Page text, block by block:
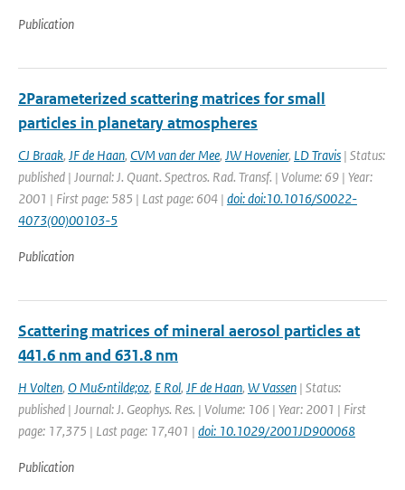
Publication
2Parameterized scattering matrices for small
particles in planetary atmospheres
CJ Braak, JF de Haan, CVM van der Mee, JW Hovenier, LD Travis | Status:
published | Journal: J. Quant. Spectros. Rad. Transf. | Volume: 69 | Year:
2001 | First page: 585 | Last page: 604 | doi: doi:10.1016/S0022-
4073(00)00103-5
Publication
Scattering matrices of mineral aerosol particles at
441.6 nm and 631.8 nm
H Volten, O Mu&ntilde;oz, E Rol, JF de Haan, W Vassen | Status:
published | Journal: J. Geophys. Res. | Volume: 106 | Year: 2001 | First
page: 17,375 | Last page: 17,401 | doi: 10.1029/2001JD900068
Publication